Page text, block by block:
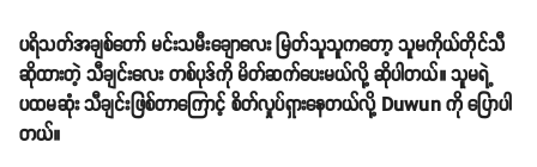
ပရိသတ်အချစ်တော် မင်းသမီးချောလေး မြတ်သူသူကတော့ သူမကိုယ်တိုင်သီ
ဆိုထားတဲ့ သီချင်းလေး တစ်ပုဒ်ကို မိတ်ဆက်ပေးမယ်လို့ ဆိုပါတယ်။ သူမရဲ့
ပထမဆုံး သီချင်းဖြစ်တာကြောင့် စိတ်လှုပ်ရှားနေတယ်လို့ Duwun ကို ပြောပါ
တယ်။